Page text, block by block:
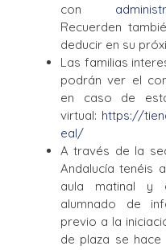
con
Recuerden
deducir en su
Las familias
podrán ver el
en caso de
virtual: https://
eal/
A través de la
Andalucía tenéis
aula matinal y
alumnado de
previo a la
de plaza se